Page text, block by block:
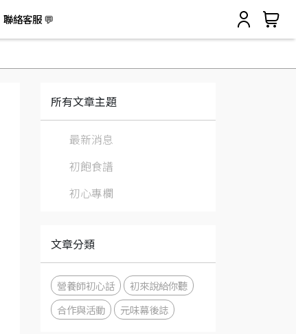
聯絡客服 💬
所有文章主題
最新消息
初飽食譜
初心專欄
文章分類
營養師初心話
初來說給你聽
合作與活動
元味幕後誌